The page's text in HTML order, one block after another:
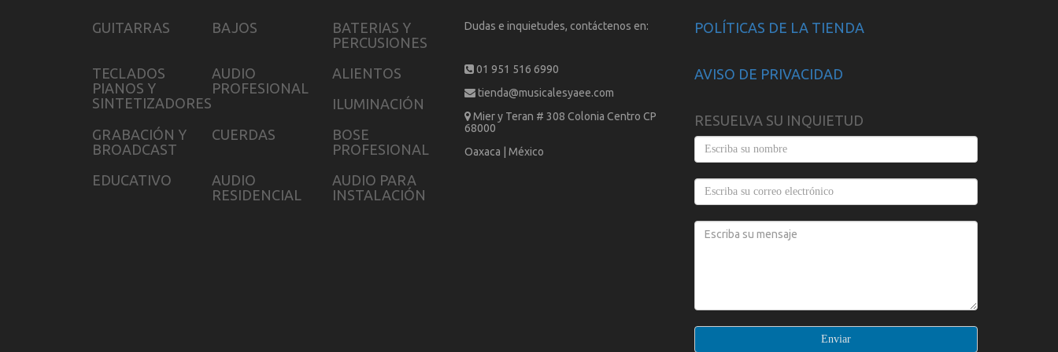
GORILA
PAUDIO
ELIPSIS
ALLEN
GUITARRAS BAJOS
BATERIAS Y
PERCUSIONES
TECLADOS
PIANOS Y
SINTETIZADORES
AUDIO
PROFESIONAL
ALIENTOS
ILUMINACIÓN
GRABACIÓN Y
BROADCAST
CUERDAS
BOSE
PROFESIONAL
EDUCATIVO
AUDIO
RESIDENCIAL
AUDIO PARA
INSTALACIÓN
Dudas e inquietudes, contáctenos en:
01 951 516 6990
tienda@musicalesyaee.com
Mier y Teran # 308 Colonia Centro CP
68000
Oaxaca | México
POLÍTICAS DE LA TIENDA
AVISO DE PRIVACIDAD
RESUELVA SU INQUIETUD